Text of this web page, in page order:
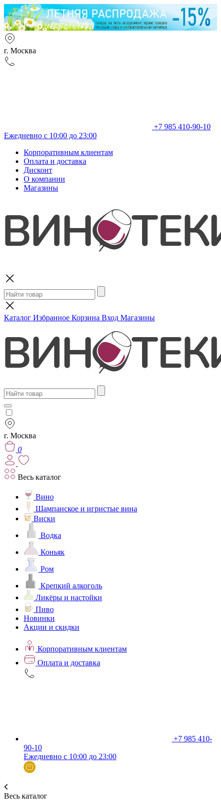
г. Москва
+7 985 410-90-10
Ежедневно с 10:00 до 23:00
Корпоративным клиентам
Оплата и доставка
Дисконт
О компании
Магазины
Каталог Избранное Корзина Вход Магазины
г. Москва
0
Весь каталог
Вино
Шампанское и игристые вина
Виски
Водка
Коньяк
Ром
Крепкий алкоголь
Ликёры и настойки
Пиво
Новинки
Акции и скидки
Корпоративным клиентам
Оплата и доставка
+7 985 410-
90-10
Ежедневно с 10:00 до 23:00
Весь каталог